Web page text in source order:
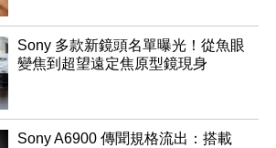
Sony 多款新鏡頭名單曝光！從魚眼
變焦到超望遠定焦原型鏡現身
Sony A6900 傳聞規格流出：搭載